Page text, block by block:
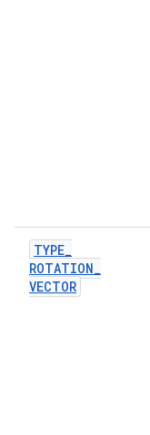
TYPE_
ROTATION_
VECTOR